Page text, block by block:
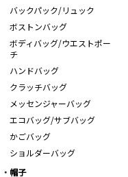
バックパック/リュック
ボストンバッグ
ボディバッグ/ウエストポー
チ
ハンドバッグ
クラッチバッグ
メッセンジャーバッグ
エコバッグ/サブバッグ
かごバッグ
ショルダーバッグ
帽子